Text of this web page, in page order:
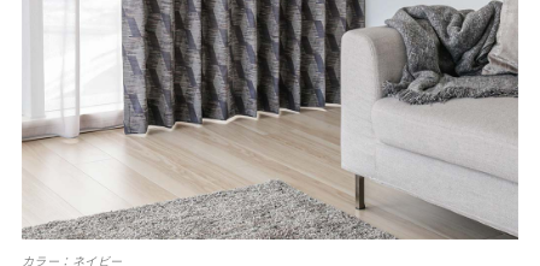
カラー：ネイビー